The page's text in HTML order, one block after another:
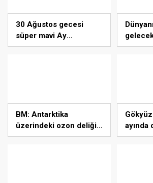
30 Ağustos gecesi
süper mavi Ay
gerçekleşecek ve aynı
ilk kez
BM: Antarktika
üzerindeki ozon deliği
43 yıl içinde tamamen
ayında
süper